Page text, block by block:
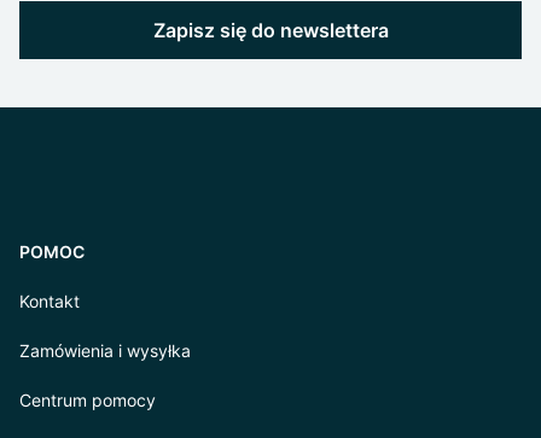
Zapisz się do newslettera
POMOC
Kontakt
Zamówienia i wysyłka
Centrum pomocy